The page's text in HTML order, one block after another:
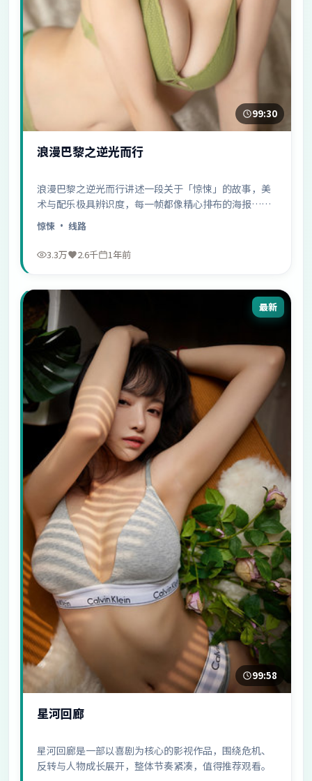
99:30
浪漫巴黎之逆光而行
浪漫巴黎之逆光而行讲述一段关于「惊悚」的故事，美
术与配乐极具辨识度，每一帧都像精心排布的海报……
惊悚 · 线路
3.3万 2.6千 1年前
最新
99:58
星河回廊
星河回廊是一部以喜剧为核心的影视作品，围绕危机、
反转与人物成长展开，整体节奏紧凑，值得推荐观看。